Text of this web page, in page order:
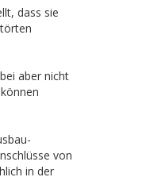
dass sie
aber nicht
von
in der